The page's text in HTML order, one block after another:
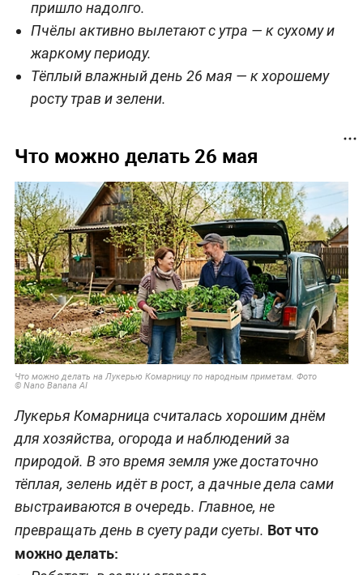
пришло надолго.
Пчёлы активно вылетают с утра — к сухому и
жаркому периоду.
Тёплый влажный день 26 мая — к хорошему
росту трав и зелени.
Что можно делать 26 мая
Что можно делать на Лукерью Комарницу по народным приметам. Фотo
© Nano Banana AI
Лукерья Комарница считалась хорошим днём
для хозяйства, огорода и наблюдений за
природой. В это время земля уже достаточно
тёплая, зелень идёт в рост, а дачные дела сами
выстраиваются в очередь. Главное, не
превращать день в суету ради суеты. Вот что
можно делать: